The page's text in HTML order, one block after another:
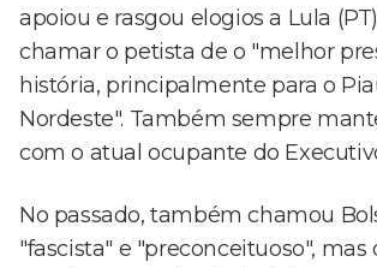
apoiou e rasgou elogios a Lula
chamar o petista de o "melhor
história, principalmente para o
Nordeste". Também sempre
com o atual ocupante do
No passado, também chamou
"fascista" e "preconceituoso", mas